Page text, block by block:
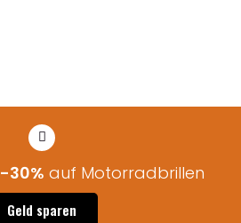
-30% auf Motorradbrillen
Geld sparen